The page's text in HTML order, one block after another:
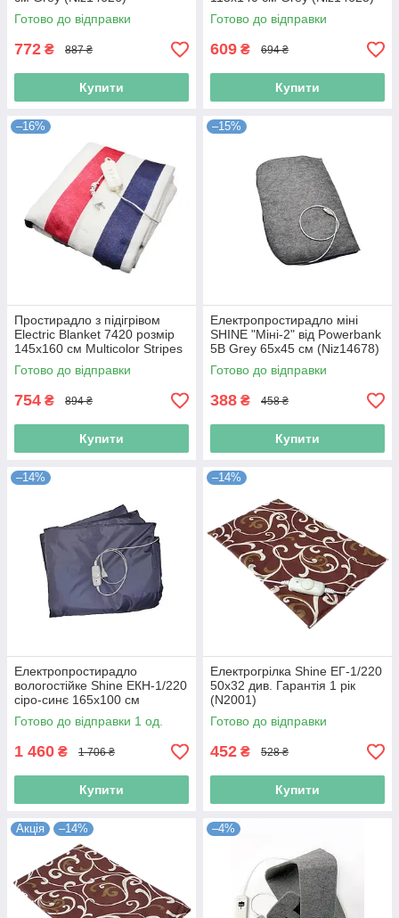
Готово до відправки
772 ₴ 887 ₴
Купити
Готово до відправки
609 ₴ 694 ₴
Купити
–16%
Простирадло з підігрівом
Electric Blanket 7420 розмір
145х160 см Multicolor Stripes
(Niz14627)
Готово до відправки
754 ₴ 894 ₴
Купити
–15%
Електропростирадло міні
SHINE "Міні-2" від Powerbank
5В Grey 65х45 см (Niz14678)
Готово до відправки
388 ₴ 458 ₴
Купити
–14%
Електропростирадло
вологостійке Shine ЕКН-1/220
сіро-синє 165х100 см
(Niz17059)
Готово до відправки 1 од.
1 460 ₴ 1 706 ₴
Купити
–14%
Електрогрілка Shine ЕГ-1/220
50x32 див. Гарантія 1 рік
(N2001)
Готово до відправки
452 ₴ 528 ₴
Купити
Акція –14% –4%